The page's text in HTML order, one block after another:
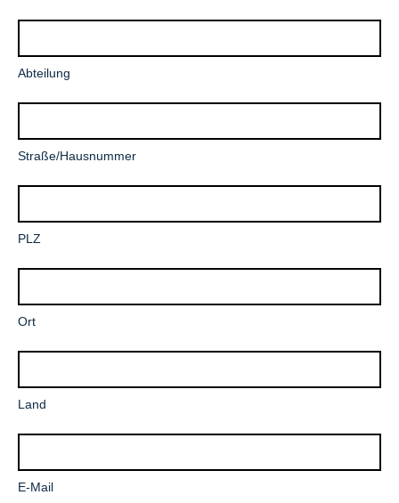
Abteilung
Pflichtfeld
Straße/Hausnummer
Pflichtfeld
PLZ
Pflichtfeld
Ort
Pflichtfeld
Land
Pflichtfeld
E-Mail